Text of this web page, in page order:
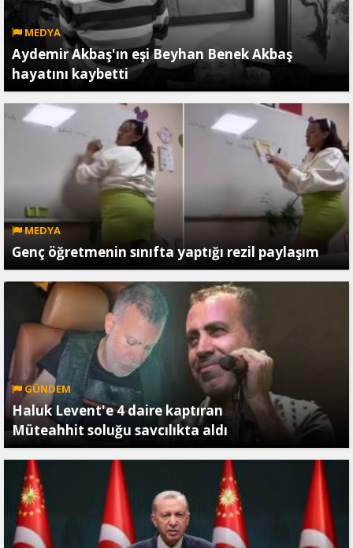
MEDYA
Aydemir Akbaş'ın eşi Beyhan Benek Akbaş
hayatını kaybetti
MEDYA
Genç öğretmenin sınıfta yaptığı rezil paylaşım
GÜNDEM
Haluk Levent'e 4 daire kaptıran
Müteahhit soluğu savcılıkta aldı